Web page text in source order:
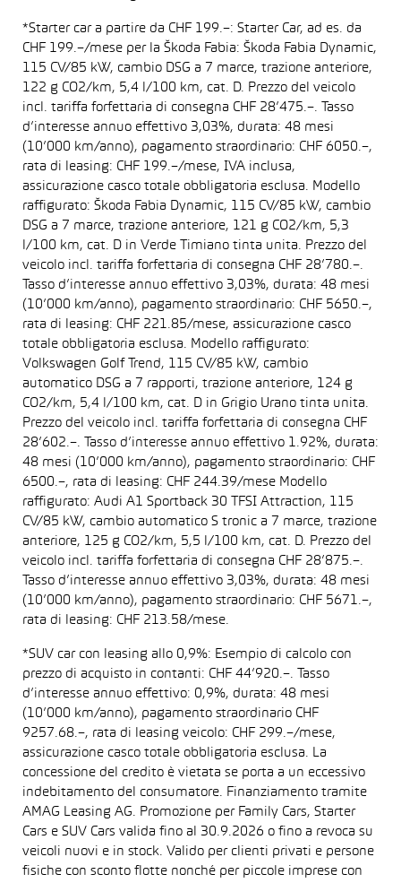
*Starter car a partire da CHF 199.–: Starter Car, ad es. da
CHF 199.–/mese per la Škoda Fabia: Škoda Fabia Dynamic,
115 CV/85 kW, cambio DSG a 7 marce, trazione anteriore,
122 g CO2/km, 5,4 l/100 km, cat. D. Prezzo del veicolo
incl. tariffa forfettaria di consegna CHF 28’475.–. Tasso
d’interesse annuo effettivo 3,03%, durata: 48 mesi
(10’000 km/anno), pagamento straordinario: CHF 6050.–,
rata di leasing: CHF 199.–/mese, IVA inclusa,
assicurazione casco totale obbligatoria esclusa. Modello
raffigurato: Škoda Fabia Dynamic, 115 CV/85 kW, cambio
DSG a 7 marce, trazione anteriore, 121 g CO2/km, 5,3
l/100 km, cat. D in Verde Timiano tinta unita. Prezzo del
veicolo incl. tariffa forfettaria di consegna CHF 28’780.–.
Tasso d’interesse annuo effettivo 3,03%, durata: 48 mesi
(10’000 km/anno), pagamento straordinario: CHF 5650.–,
rata di leasing: CHF 221.85/mese, assicurazione casco
totale obbligatoria esclusa. Modello raffigurato:
Volkswagen Golf Trend, 115 CV/85 kW, cambio
automatico DSG a 7 rapporti, trazione anteriore, 124 g
CO2/km, 5,4 l/100 km, cat. D in Grigio Urano tinta unita.
Prezzo del veicolo incl. tariffa forfettaria di consegna CHF
28’602.–. Tasso d’interesse annuo effettivo 1.92%, durata:
48 mesi (10’000 km/anno), pagamento straordinario: CHF
6500.–, rata di leasing: CHF 244.39/mese Modello
raffigurato: Audi A1 Sportback 30 TFSI Attraction, 115
CV/85 kW, cambio automatico S tronic a 7 marce, trazione
anteriore, 125 g CO2/km, 5,5 l/100 km, cat. D. Prezzo del
veicolo incl. tariffa forfettaria di consegna CHF 28’875.–.
Tasso d’interesse annuo effettivo 3,03%, durata: 48 mesi
(10’000 km/anno), pagamento straordinario: CHF 5671.–,
rata di leasing: CHF 213.58/mese.
*SUV car con leasing allo 0,9%: Esempio di calcolo con
prezzo di acquisto in contanti: CHF 44’920.–. Tasso
d’interesse annuo effettivo: 0,9%, durata: 48 mesi
(10’000 km/anno), pagamento straordinario CHF
9257.68.–, rata di leasing veicolo: CHF 299.–/mese,
assicurazione casco totale obbligatoria esclusa. La
concessione del credito è vietata se porta a un eccessivo
indebitamento del consumatore. Finanziamento tramite
AMAG Leasing AG. Promozione per Family Cars, Starter
Cars e SUV Cars valida fino al 30.9.2026 o fino a revoca su
veicoli nuovi e in stock. Valido per clienti privati e persone
fisiche con sconto flotte nonché per piccole imprese con